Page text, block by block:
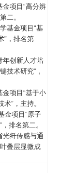
项目“高分辨
二。
基金项目“基
”，排名第
年创新人才培
技术研究”，
项目“基于小
”，主持。
金项目“原子
排名第二。
纤传感与通
叠层显微成